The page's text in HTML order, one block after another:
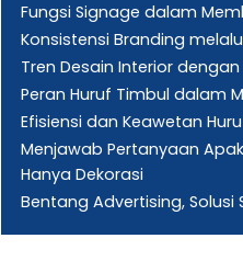
Fungsi Signage dalam
Konsistensi Branding
Tren Desain Interior
Peran Huruf Timbul dalam
Efisiensi dan Keawetan
Menjawab Pertanyaan
Hanya Dekorasi
Bentang Advertising, Solusi